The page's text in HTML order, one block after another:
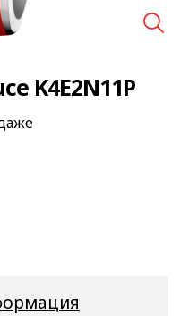
K4E2N11P